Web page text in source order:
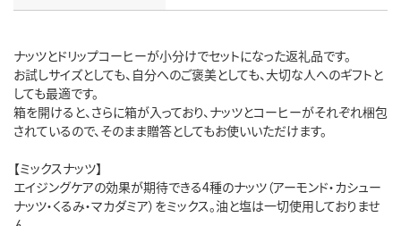
ナッツとドリップコーヒーが小分けでセットになった返礼品です。
お試しサイズとしても、自分へのご褒美としても、大切な人へのギフトと
しても最適です。
箱を開けると、さらに箱が入っており、ナッツとコーヒーがそれぞれ梱包
されているので、そのまま贈答としてもお使いいただけます。
【ミックスナッツ】
エイジングケアの効果が期待できる4種のナッツ（アーモンド・カシュー
ナッツ・くるみ・マカダミア）をミックス。油と塩は一切使用しておりませ